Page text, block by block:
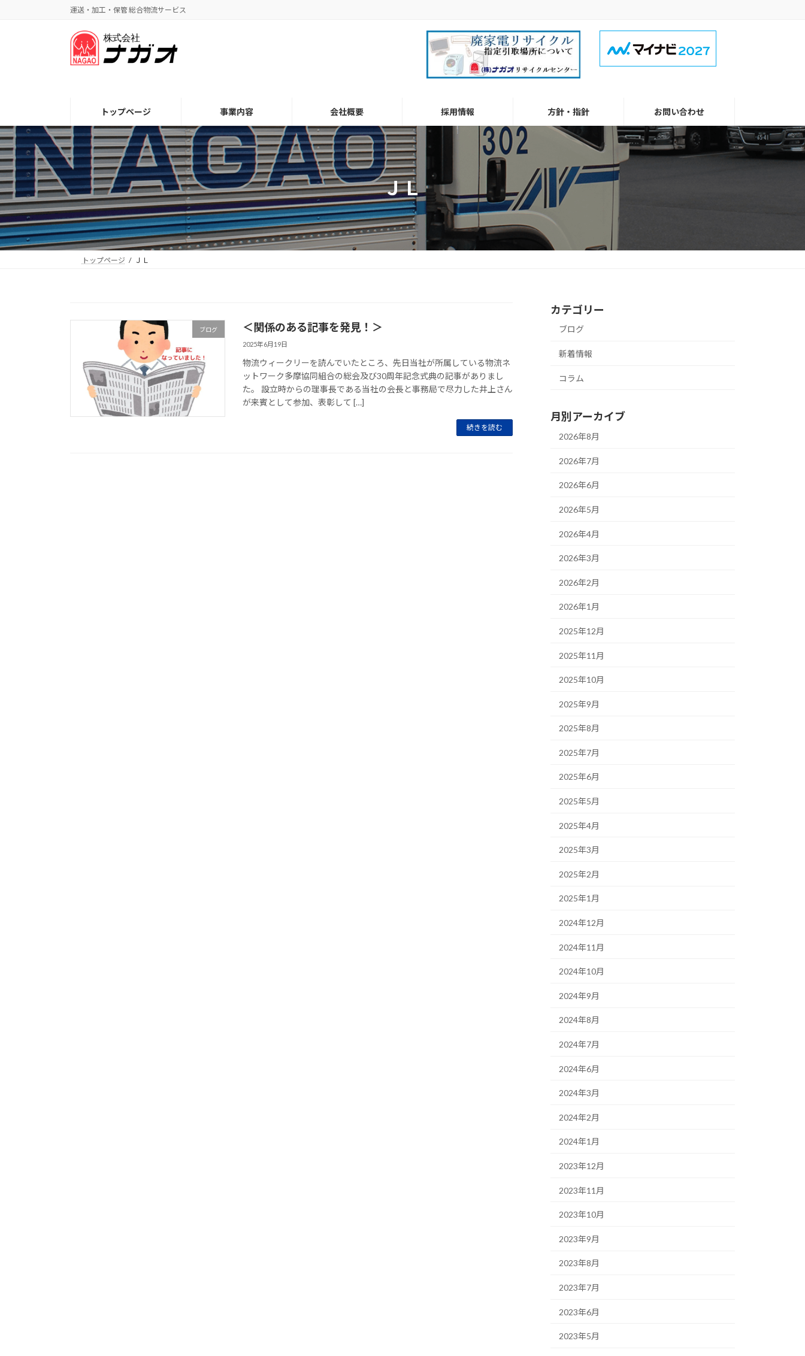
プ
動
運送・加工・保管 総合物流サービス
トップページ 事業内容 会社概要 採用情報 方針・指針 お問い合わせ
ＪＬ
トップページ ＪＬ
ブログ ＜関係のある記事を発見！＞
2025年6月19日
物流ウィークリーを読んでいたところ、先日当社が所属している物流ネ
ットワーク多摩協同組合の総会及び30周年記念式典の記事がありまし
た。 設立時からの理事長である当社の会長と事務局で尽力した井上さん
が来賓として参加、表彰して […]
続きを読む
カテゴリー
ブログ
新着情報
コラム
月別アーカイブ
2026年8月
2026年7月
2026年6月
2026年5月
2026年4月
2026年3月
2026年2月
2026年1月
2025年12月
2025年11月
2025年10月
2025年9月
2025年8月
2025年7月
2025年6月
2025年5月
2025年4月
2025年3月
2025年2月
2025年1月
2024年12月
2024年11月
2024年10月
2024年9月
2024年8月
2024年7月
2024年6月
2024年3月
2024年2月
2024年1月
2023年12月
2023年11月
2023年10月
2023年9月
2023年8月
2023年7月
2023年6月
2023年5月